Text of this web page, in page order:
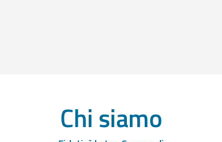
Chi siamo